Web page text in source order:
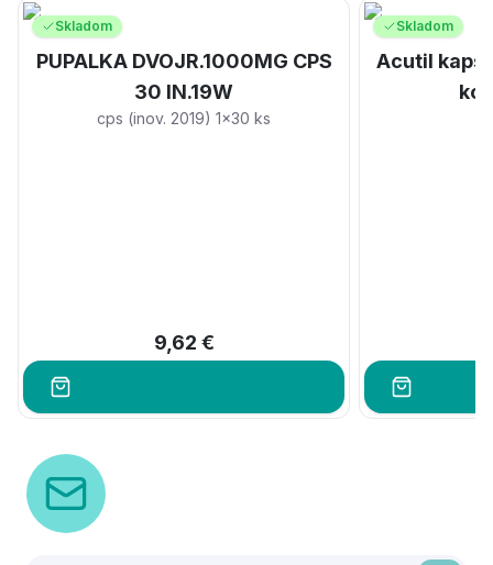
Skladom
PUPALKA DVOJR.1000MG CPS
30 IN.19W
cps (inov. 2019) 1x30 ks
9,62 €
Skladom
Acutil